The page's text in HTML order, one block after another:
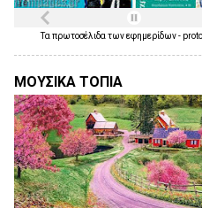
Τα πρωτοσέλιδα τωνεφημερίδων-
ΜΟΥΣΙΚΑ ΤΟΠΙΑ